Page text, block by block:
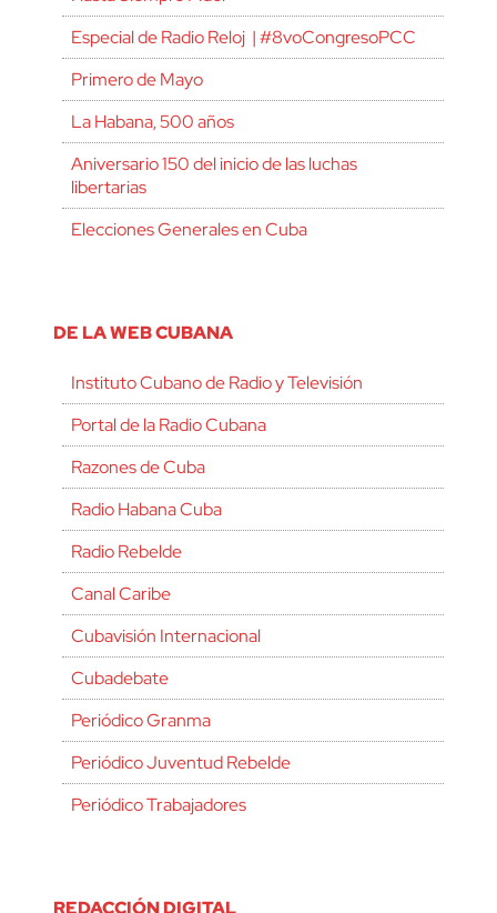
Especial de Radio Reloj | #8voCongresoPCC
Primero de Mayo
La Habana, 500 años
Aniversario 150 del inicio de las luchas
libertarias
Elecciones Generales en Cuba
DE LA WEB CUBANA
Instituto Cubano de Radio y Televisión
Portal de la Radio Cubana
Razones de Cuba
Radio Habana Cuba
Radio Rebelde
Canal Caribe
Cubavisión Internacional
Cubadebate
Periódico Granma
Periódico Juventud Rebelde
Periódico Trabajadores
REDACCIÓN DIGITAL